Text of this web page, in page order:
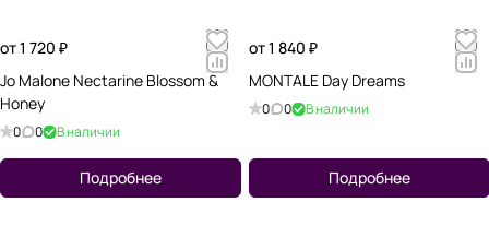
от 1 720 ₽
Jo Malone Nectarine Blossom &
Honey
0 0 В наличии
Подробнее
от 1 840 ₽
MONTALE Day Dreams
0 0 В наличии
Подробнее